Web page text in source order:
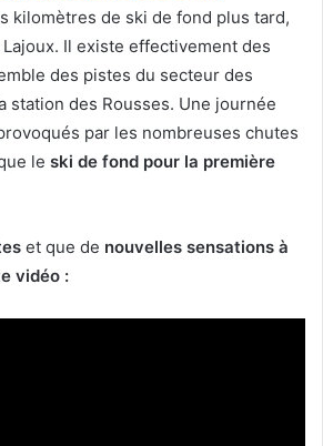
kilomètres de ski de fond plus tard,
Il existe effectivement des
des pistes du secteur des
station des Rousses. Une journée
par les nombreuses chutes
le ski de fond pour la première
et que de nouvelles sensations à
vidéo :